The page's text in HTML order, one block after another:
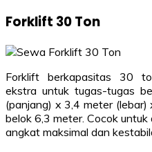
Forklift 30 Ton
Forklift berkapasitas 30
ekstra untuk tugas-tugas
(panjang) x 3,4 meter
belok 6,3 meter. Cocok
angkat maksimal dan